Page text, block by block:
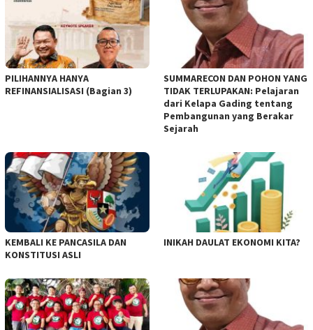
PILIHANNYA HANYA
REFINANSIALISASI (Bagian 3)
SUMMARECON DAN POHON YANG
TIDAK TERLUPAKAN: Pelajaran
dari Kelapa Gading tentang
Pembangunan yang Berakar
Sejarah
KEMBALI KE PANCASILA DAN
KONSTITUSI ASLI
INIKAH DAULAT EKONOMI KITA?